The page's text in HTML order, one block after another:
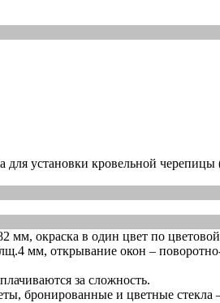
установки кровельной черепицы
окраска в один цвет по
мм, открывание окон –
за сложность.
бронированные и цветные стекла